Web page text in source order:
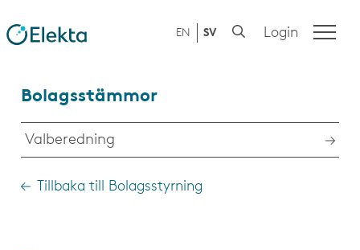
EN SV Login
Bolagsstämmor
Valberedning
Tillbaka till Bolagsstyrning